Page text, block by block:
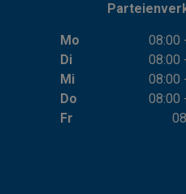
Mo
08:00
Di
08:00
Mi
08:00
Do
08:00
Fr